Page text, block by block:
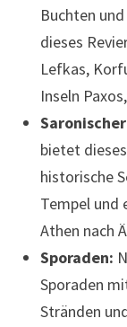
Buchten
dieses
Lefkas,
Inseln
bietet
historische
Tempel und
Athen nach
Sporaden:
Sporaden
Stränden